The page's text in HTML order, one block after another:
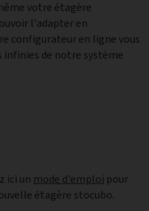
votre étagère
l'adapter en
configurateur en ligne vous
de notre système
ici un mode d'emploi pour
étagère stocubo.